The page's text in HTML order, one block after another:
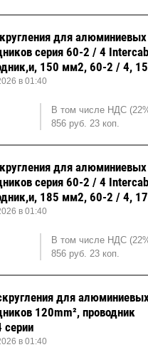
для
серия 60-2 / 4
150 мм2, 60-2 / 4,
в 01:40
В том числе НДС
856 руб. 23 коп.
для
серия 60-2 / 4
185 мм2, 60-2 / 4,
в 01:40
В том числе НДС
856 руб. 23 коп.
для
120mm², проводник
в 01:40